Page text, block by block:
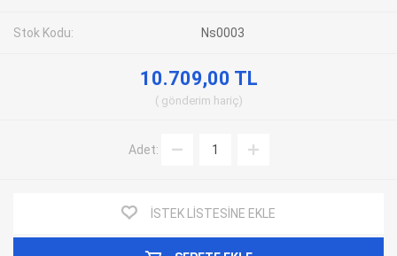
Stok Kodu: Ns0003
10.709,00 TL
gönderim hariç
Adet:
İSTEK LISTESINE EKLE